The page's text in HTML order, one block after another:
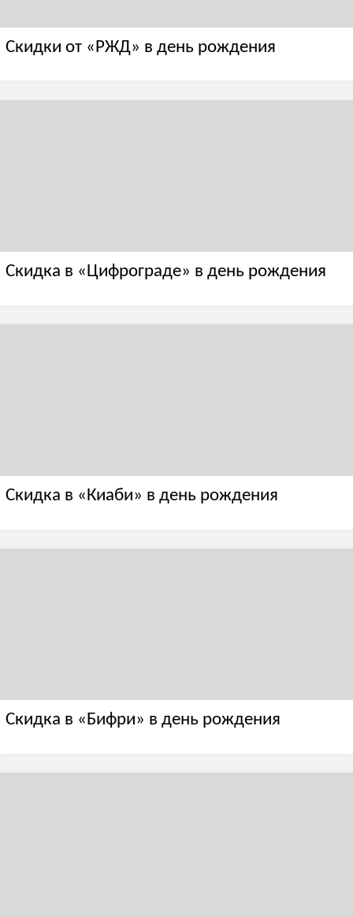
Скидки от «РЖД» в день рождения
Скидка в «Цифрограде» в день рождения
Скидка в «Киаби» в день рождения
Скидка в «Бифри» в день рождения